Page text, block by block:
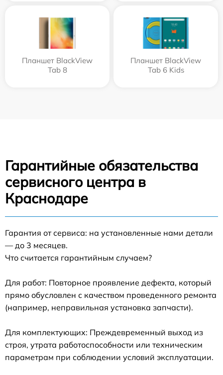
Планшет BlackView
Tab 8
Планшет BlackView
Tab 6 Kids
Гарантийные обязательства
сервисного центра в
Краснодаре
Гарантия от сервиса: на установленные нами детали
— до 3 месяцев.
Что считается гарантийным случаем?
Для работ: Повторное проявление дефекта, который
прямо обусловлен с качеством проведенного ремонта
(например, неправильная установка запчасти).
Для комплектующих: Преждевременный выход из
строя, утрата работоспособности или техническим
параметрам при соблюдении условий эксплуатации.